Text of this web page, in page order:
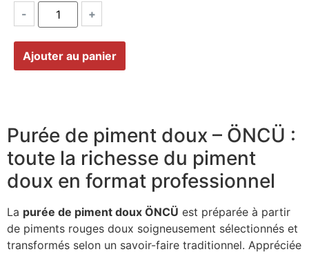
- +
Ajouter au panier
Purée de piment doux – ÖNCÜ :
toute la richesse du piment
doux en format professionnel
La purée de piment doux ÖNCÜ est préparée à partir
de piments rouges doux soigneusement sélectionnés et
transformés selon un savoir-faire traditionnel. Appréciée